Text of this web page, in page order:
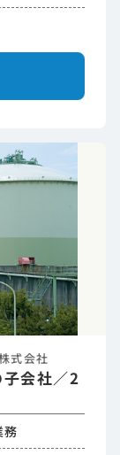
式会社
会社／2
務